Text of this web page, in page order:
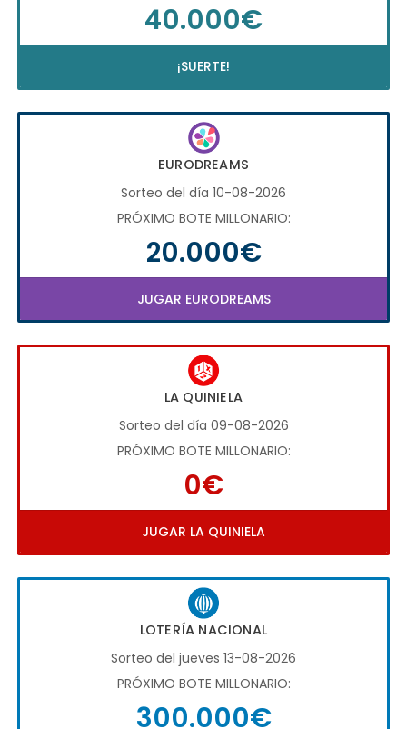
40.000€
¡SUERTE!
EURODREAMS
Sorteo del día 10-08-2026
PRÓXIMO BOTE MILLONARIO:
20.000€
JUGAR EURODREAMS
LA QUINIELA
Sorteo del día 09-08-2026
PRÓXIMO BOTE MILLONARIO:
0€
JUGAR LA QUINIELA
LOTERÍA NACIONAL
Sorteo del jueves 13-08-2026
PRÓXIMO BOTE MILLONARIO:
300.000€